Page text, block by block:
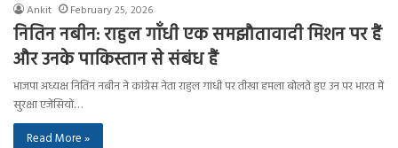
Ankit February 25, 2026
नितिन नबीन: राहुल गाँधी एक समझौतावादी मिशन पर हैं
और उनके पाकिस्तान से संबंध हैं
भाजपा अध्यक्ष नितिन नबीन ने कांग्रेस नेता राहुल गांधी पर तीखा हमला बोलते हुए उन पर भारत में
सुरक्षा एजेंसियों…
Read More »